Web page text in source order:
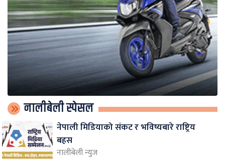
नालीबेली स्पेसल
नेपाली मिडियाको संकट र भविष्यबारे राष्ट्रिय
बहस
नालीबेली न्युज